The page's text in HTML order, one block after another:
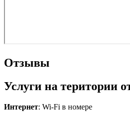
Отзывы
Услуги на територии
Интернет: Wi-Fi в номере